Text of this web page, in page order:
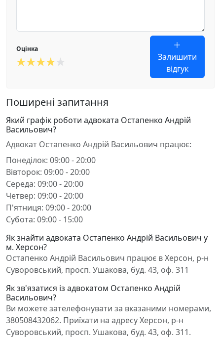
Оцінка
Залишити
відгук
Поширені запитання
Який графік роботи адвоката Остапенко Андрій
Васильович?
Адвокат Остапенко Андрій Васильович працює:
Понеділок: 09:00 - 20:00
Вівторок: 09:00 - 20:00
Середа: 09:00 - 20:00
Четвер: 09:00 - 20:00
П'ятниця: 09:00 - 20:00
Субота: 09:00 - 15:00
Як знайти адвоката Остапенко Андрій Васильович у
м. Херсон?
Остапенко Андрій Васильович працює в Херсон, р-н
Суворовський, просп. Ушакова, буд. 43, оф. 311
Як зв'язатися із адвокатом Остапенко Андрій
Васильович?
Ви можете зателефонувати за вказаними номерами,
380508432062. Приїхати на адресу Херсон, р-н
Суворовський, просп. Ушакова, буд. 43, оф. 311.